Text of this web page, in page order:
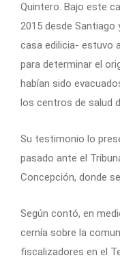
Quintero. Bajo este
2015 desde
casa edilicia- estuvo
para determinar el
habían sido
los centros de salud
Su testimonio lo
pasado ante el
Concepción, donde
Según contó, en
cernía sobre la
fiscalizadores en el